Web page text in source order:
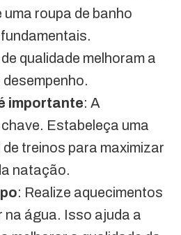
uma roupa de banho
qualidade melhoram a
importante: A
Estabeleça uma
treinos para maximizar
natação.
: Realize aquecimentos
na água. Isso ajuda a